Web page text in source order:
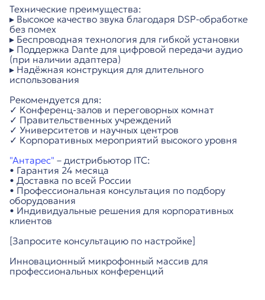
Технические преимущества:
▸ Высокое качество звука благодаря DSP-обработке
без помех
▸ Беспроводная технология для гибкой установки
▸ Поддержка Dante для цифровой передачи аудио
(при наличии адаптера)
▸ Надёжная конструкция для длительного
использования
Рекомендуется для:
✓ Конференц-залов и переговорных комнат
✓ Правительственных учреждений
✓ Университетов и научных центров
✓ Корпоративных мероприятий высокого уровня
"Антарес" – дистрибьютор ITC:
• Гарантия 24 месяца
• Доставка по всей России
• Профессиональная консультация по подбору
оборудования
• Индивидуальные решения для корпоративных
клиентов
[Запросите консультацию по настройке]
Инновационный микрофонный массив для
профессиональных конференций